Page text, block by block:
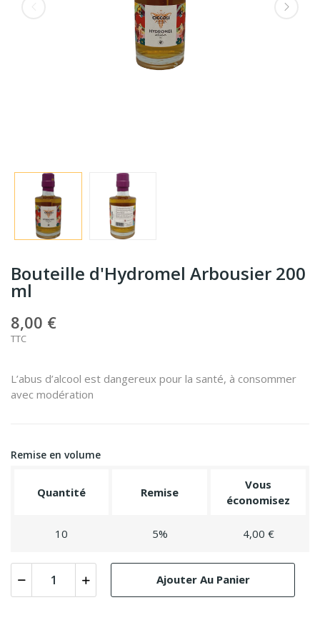
Bouteille d'Hydromel Arbousier 200
ml
8,00 €
TTC
L’abus d’alcool est dangereux pour la santé, à consommer
avec modération
Remise en volume
Quantité Remise
Vous
économisez
10 5% 4,00 €
Ajouter Au Panier